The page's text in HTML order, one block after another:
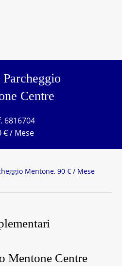
Centre
6816704
€ / Mese
Mentone, 90 € / Mese
Mentone Centre